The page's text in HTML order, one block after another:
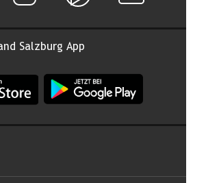
Salzburg App
im Apple App Store
App Land Salzburg im